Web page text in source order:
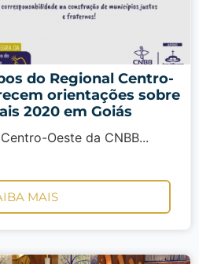
do Regional Centro-
orientações sobre
2020 em Goiás
Oeste da CNBB...
MAIS